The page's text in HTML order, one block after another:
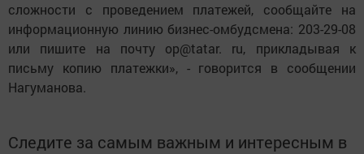
сложности с проведением платежей, сообщайте на
информационную линию бизнес-омбудсмена: 203-29-08
или пишите на почту op@tatar. ru, прикладывая к
письму копию платежки», - говорится в сообщении
Нагуманова.
Следите за самым важным и интересным в